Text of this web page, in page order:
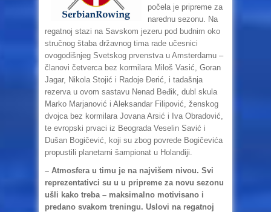
počela je pripreme za
narednu sezonu. Na
regatnoj stazi na Savskom jezeru pod budnim oko
stručnog štaba državnog tima rade učesnici
ovogodišnjeg Svetskog prvenstva u Amsterdamu –
članovi četverca bez kormilara Miloš Vasić, Goran
Jagar, Nikola Stojić i Radoje Đerić, i tadašnja
rezerva u ovom sastavu Nenad Beđik, dubl skula
Marko Marjanović i Aleksandar Filipović, ženskog
dvojca bez kormilara Jovana Arsić i Iva Obradović,
te evropski prvaci iz Beograda Veselin Savić i
Dušan Bogičević, koji su zbog povrede Bogičevića
propustili planetarni šampionat u Holandiji.
– Atmosfera u timu je na najvišem nivou. Svi
reprezentativci su u u pripreme za novu sezonu
ušli kako treba – maksimalno motivisano i
predano svakom treningu. Uslovi na regatnoj